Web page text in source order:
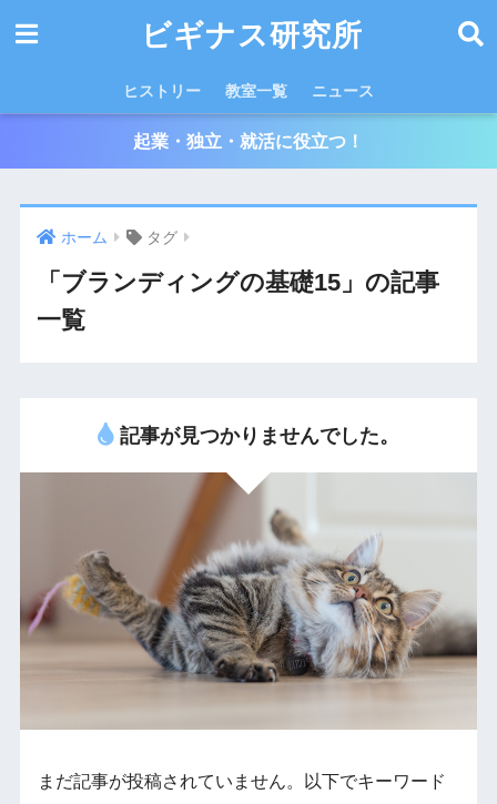
ビギナス研究所
ヒストリー 教室一覧 ニュース
起業・独立・就活に役立つ！
ホーム タグ
「ブランディングの基礎15」の記事
一覧
記事が見つかりませんでした。
まだ記事が投稿されていません。以下でキーワード